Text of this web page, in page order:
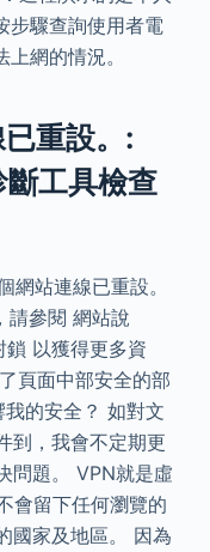
步驟查詢使用者電
網的情況。
重設。:
工具檢查
網站連線已重設。
請參閱 網站說
以獲得更多資
頁面中部安全的部
的安全？ 如對文
到，我會不定期更
問題。 VPN就是虛
會留下任何瀏覽的
國家及地區。 因為